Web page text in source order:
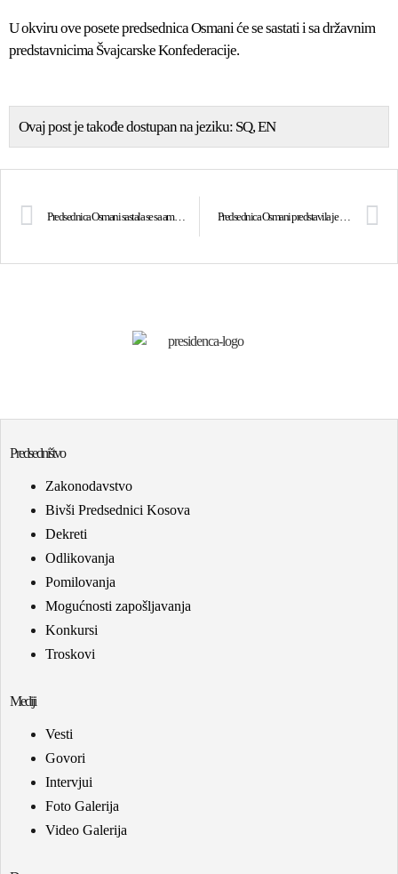
U okviru ove posete predsednica Osmani će se sastati i sa državnim
predstavnicima Švajcarske Konfederacije.
Ovaj post je takođe dostupan na jeziku: SQ EN
Predsednica Osmani sastala se sa ambasadorom Norveške Jensom Erikom Grøndahlom Predsednica Osmani predstavila je privredni potencijal Republike Kosovo na Ekonomskom forumu Švajcarske
Predsedništvo
Zakonodavstvo
Bivši Predsednici Kosova
Dekreti
Odlikovanja
Pomilovanja
Mogućnosti zapošljavanja
Konkursi
Troskovi
Mediji
Vesti
Govori
Intervjui
Foto Galerija
Video Galerija